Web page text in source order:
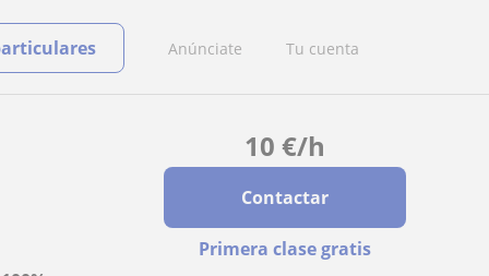
Anúnciate Tu cuenta
10 €/h
Contactar
Primera clase gratis